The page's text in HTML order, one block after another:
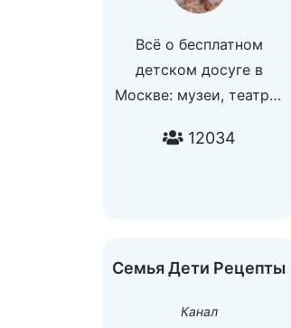
Всё о бесплатном
детском досуге в
Москве: музеи, театры,
экскурсии, кафе - БЕС
@kate_naberezhnova
12034
Семья Дети Рецепты
Канал